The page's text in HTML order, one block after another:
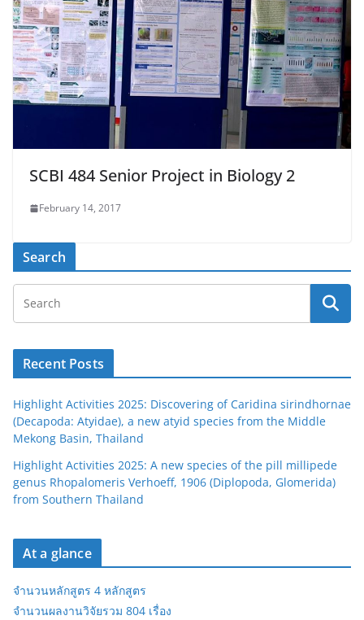
SCBI 484 Senior Project in Biology 2
February 14, 2017
Search
Recent Posts
Highlight Activities 2025: Discovering of Caridina sirindhornae
(Decapoda: Atyidae), a new atyid species from the Middle
Mekong Basin, Thailand
Highlight Activities 2025: A new species of the pill millipede
genus Rhopalomeris Verhoeff, 1906 (Diplopoda, Glomerida)
from Southern Thailand
At a glance
จำนวนหลักสูตร 4 หลักสูตร
จำนวนผลงานวิจัยรวม 804 เรื่อง